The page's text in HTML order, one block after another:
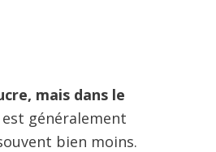
mais dans le
généralement
bien moins.